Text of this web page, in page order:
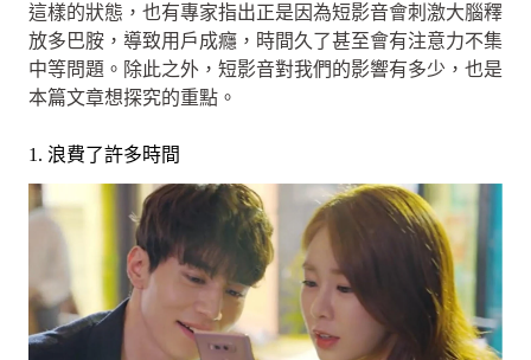
這樣的狀態，也有專家指出正是因為短影音會刺激大腦釋
放多巴胺，導致用戶成癮，時間久了甚至會有注意力不集
中等問題。除此之外，短影音對我們的影響有多少，也是
本篇文章想探究的重點。
1. 浪費了許多時間